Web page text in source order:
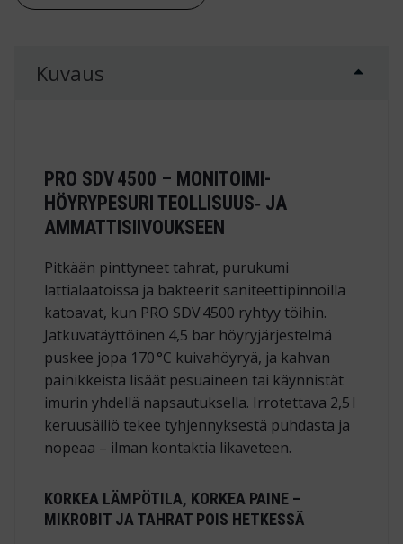
Kuvaus
PRO SDV 4500 – MONITOIMI­
HÖYRYPESURI TEOLLISUUS‑ JA
AMMATTISIIVOUKSEEN
Pitkään pinttyneet tahrat, purukumi
lattialaatoissa ja bakteerit saniteettipinnoilla
katoavat, kun PRO SDV 4500 ryhtyy töihin.
Jatkuvatäyttöinen 4,5 bar höyryjärjestelmä
puskee jopa 170 °C kuivahöyryä, ja kahvan
painikkeista lisäät pesuaineen tai käynnistät
imurin yhdellä napsautuksella. Irrotettava 2,5 l
keruusäiliö tekee tyhjennyksestä puhdasta ja
nopeaa – ilman kontaktia likaveteen.
KORKEA LÄMPÖTILA, KORKEA PAINE –
MIKROBIT JA TAHRAT POIS HETKESSÄ